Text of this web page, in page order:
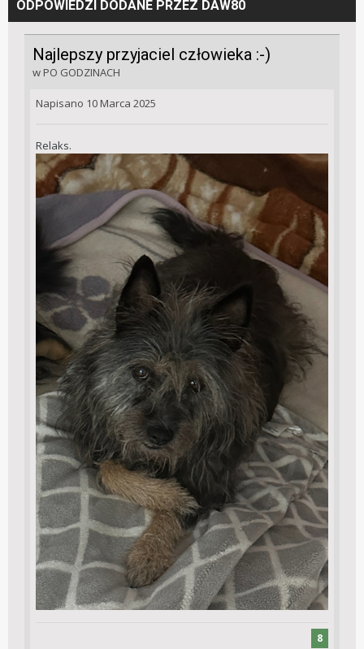
ODPOWIEDZI DODANE PRZEZ DAW80
Najlepszy przyjaciel człowieka :-)
w PO GODZINACH
Napisano 10 Marca 2025
Relaks.
8